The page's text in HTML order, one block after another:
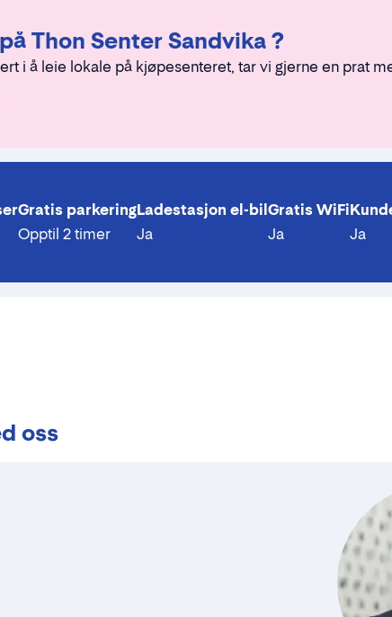
Thon Senter Sandvika ?
i å leie lokale på kjøpesenteret, tar vi gjerne en prat
Gratis parkering
Opptil 2 timer
Ladestasjon el-bil
Ja
Gratis WiFi
Ja
Ja
oss